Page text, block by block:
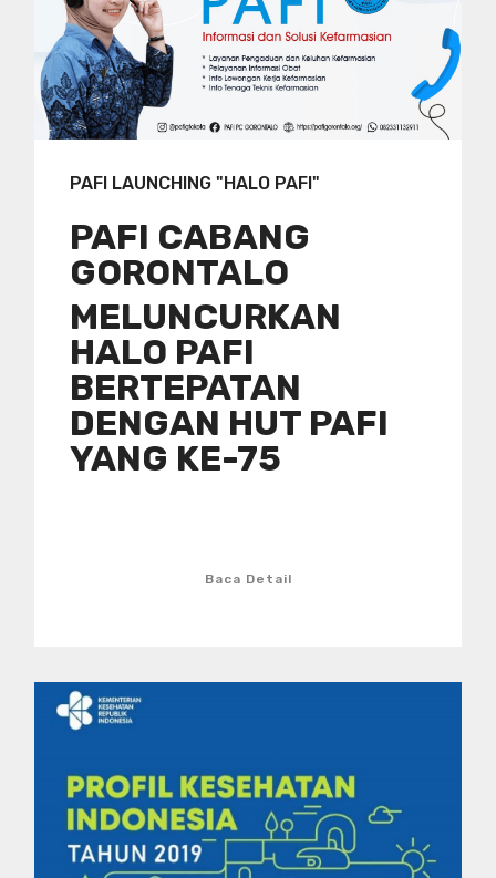
PAFI LAUNCHING "HALO PAFI"
PAFI CABANG
GORONTALO
MELUNCURKAN
HALO PAFI
BERTEPATAN
DENGAN HUT PAFI
YANG KE-75
Baca Detail